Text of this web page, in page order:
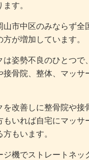
す。
市中区のみならず全
が増加しています。
は姿勢不良のひとつで
接骨院、整体、マッサ
を改善しに整骨院や接
もいれば自宅にマッサ
もいます。
ジ機でストレートネッ